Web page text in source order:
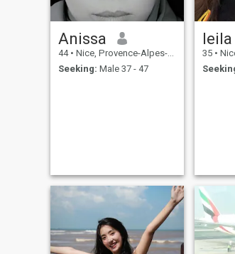
Anissa
44 • Nice, Provence-Alpes-Côte d'Azur, France
Seeking: Male 37 - 47
leila
35 • Nice,